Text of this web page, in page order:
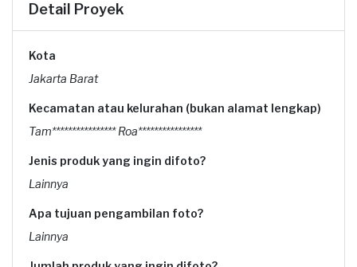
Detail Proyek
Kota
Jakarta Barat
Kecamatan atau kelurahan (bukan alamat lengkap)
Tam**************** Roa****************
Jenis produk yang ingin difoto?
Lainnya
Apa tujuan pengambilan foto?
Lainnya